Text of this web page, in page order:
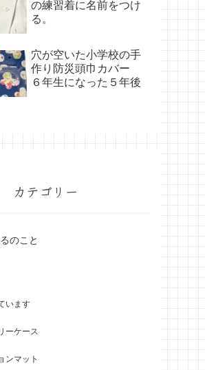
の練習着に名前をつけ
る。
穴が空いた小学校の手
作り防災頭巾カバー
６年生になった５年後
カテゴリー
のこと
います
ーケース
ンマット